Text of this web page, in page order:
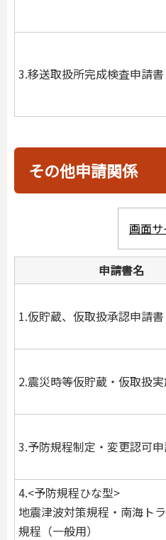
3.移送取扱所完成検査申請書
その他申請関係
画面
申請書名
1.仮貯蔵、仮取扱承認申請書
2.震災時等仮貯蔵・仮取扱
3.予防規程制定・変更認可
4.<予防規程ひな型>
地震津波対策規程・南海ト
規程（一般用）